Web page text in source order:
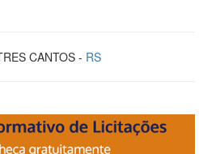
CANTOS - RS